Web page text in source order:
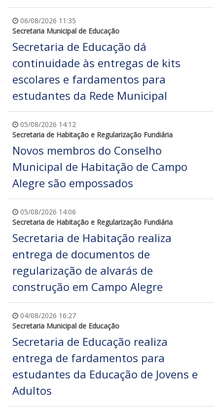
06/08/2026 11:35
Secretaria Municipal de Educação
Secretaria de Educação dá
continuidade às entregas de kits
escolares e fardamentos para
estudantes da Rede Municipal
05/08/2026 14:12
Secretaria de Habitação e Regularização Fundiária
Novos membros do Conselho
Municipal de Habitação de Campo
Alegre são empossados
05/08/2026 14:06
Secretaria de Habitação e Regularização Fundiária
Secretaria de Habitação realiza
entrega de documentos de
regularização de alvarás de
construção em Campo Alegre
04/08/2026 16:27
Secretaria Municipal de Educação
Secretaria de Educação realiza
entrega de fardamentos para
estudantes da Educação de Jovens e
Adultos